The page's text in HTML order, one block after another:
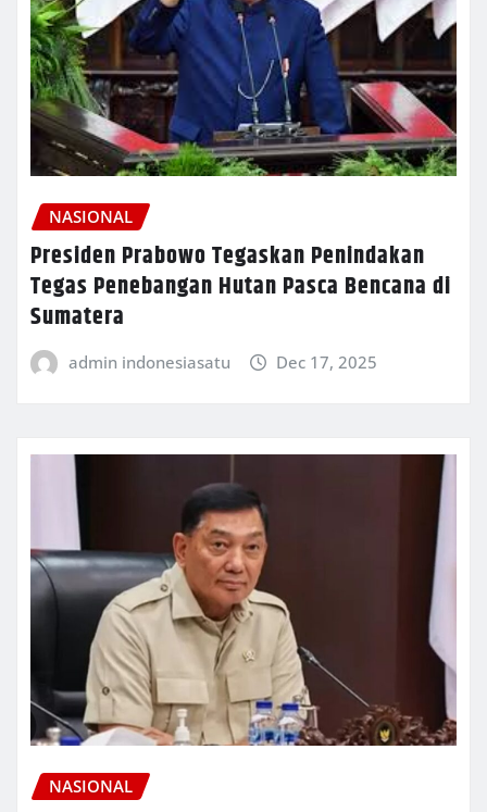
NASIONAL
Presiden Prabowo Tegaskan Penindakan
Tegas Penebangan Hutan Pasca Bencana di
Sumatera
admin indonesiasatu Dec 17, 2025
NASIONAL